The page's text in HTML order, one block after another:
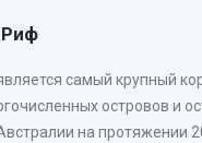
самый крупный
островов и
на протяжении